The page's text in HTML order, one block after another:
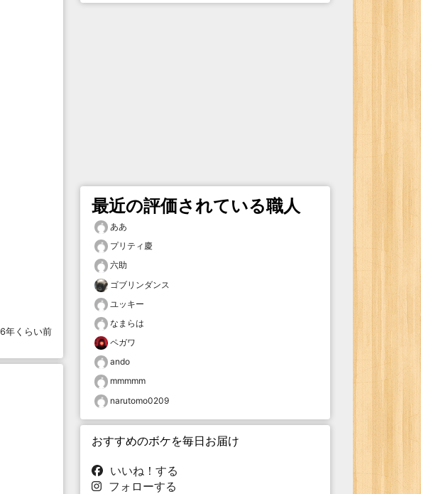
6年くらい前
最近の評価されている職人
ああ
プリティ慶
六助
ゴブリンダンス
ユッキー
なまらは
ペガワ
ando
mmmmm
narutomo0209
おすすめのボケを毎日お届け
いいね！する
フォローする